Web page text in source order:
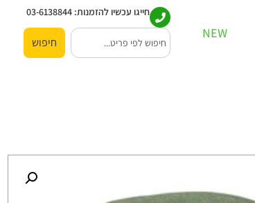
NEW
חייגו עכשיו להזמנות: 03-6138844
חיפוש